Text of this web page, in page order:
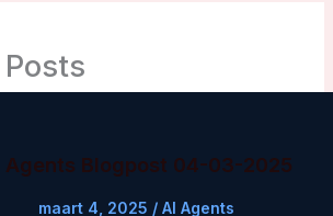
Agents Blogpost 04-03-2025
maart 4, 2025 / AI Agents